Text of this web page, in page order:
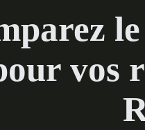
vos